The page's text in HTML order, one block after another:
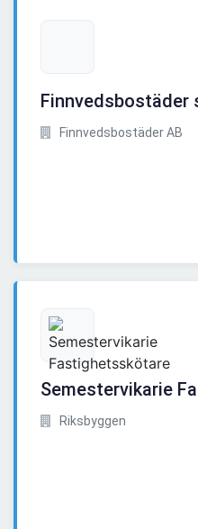
Finnvedsbostäder
Finnvedsbostäder AB
Semestervikarie
Riksbyggen